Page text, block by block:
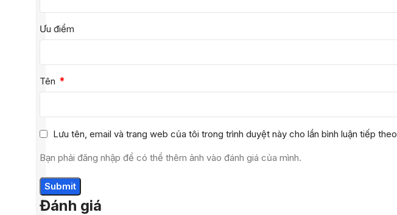
Đánh giá
Ưu điểm
Tên *
Lưu tên, email và trang web của tôi trong trình duyệt này cho lần bình luận tiếp theo
Bạn phải đăng nhập để có thể thêm ảnh vào đánh giá của mình.